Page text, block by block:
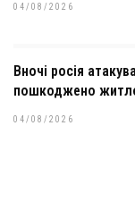
04/08/2026
Вночі росія
пошкоджено
04/08/2026